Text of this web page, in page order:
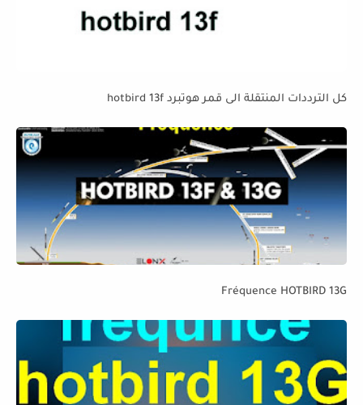
كل الترددات المنتقلة الى قمر هوتبرد hotbird 13f
Fréquence HOTBIRD 13G